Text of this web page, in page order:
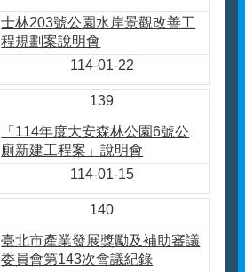
士林203號公園水岸景觀改善工
程規劃案說明會
114-01-22
139
「114年度大安森林公園6號公
廁新建工程案」說明會
114-01-15
140
臺北市產業發展獎勵及補助審議
委員會第143次會議紀錄